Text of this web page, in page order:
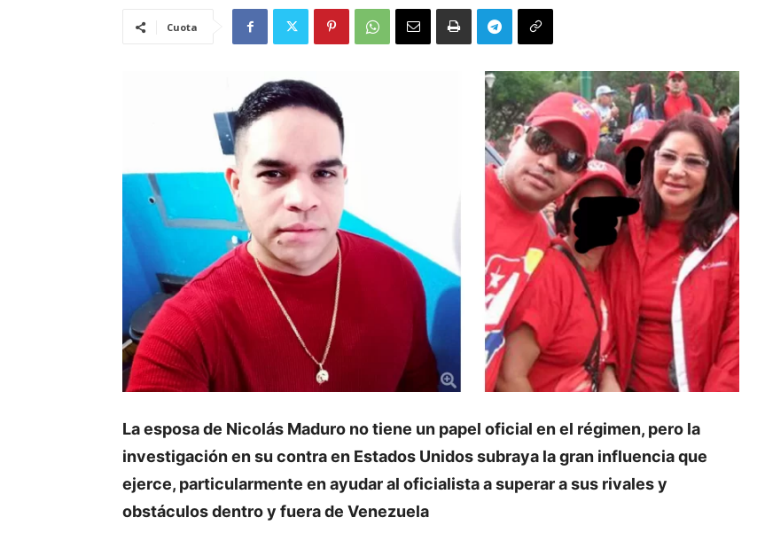
Cuota
La esposa de Nicolás Maduro no tiene un papel oficial en el régimen, pero la
investigación en su contra en Estados Unidos subraya la gran influencia que
ejerce, particularmente en ayudar al oficialista a superar a sus rivales y
obstáculos dentro y fuera de Venezuela